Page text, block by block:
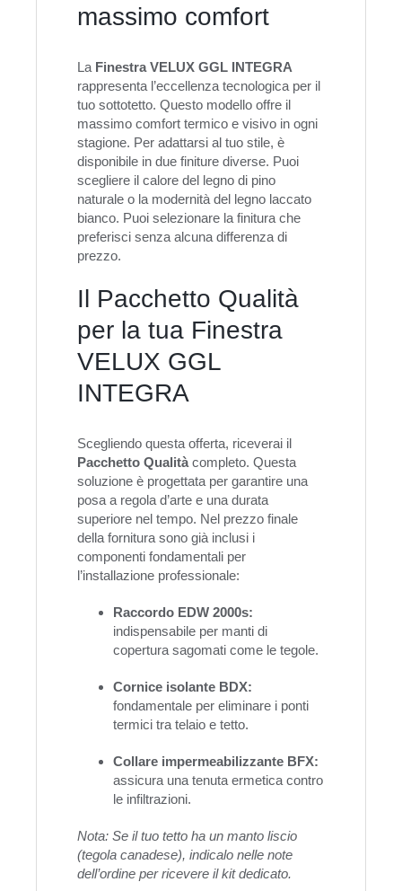
massimo comfort
La Finestra VELUX GGL INTEGRA
rappresenta l’eccellenza tecnologica per il
tuo sottotetto. Questo modello offre il
massimo comfort termico e visivo in ogni
stagione. Per adattarsi al tuo stile, è
disponibile in due finiture diverse. Puoi
scegliere il calore del legno di pino
naturale o la modernità del legno laccato
bianco. Puoi selezionare la finitura che
preferisci senza alcuna differenza di
prezzo.
Il Pacchetto Qualità
per la tua Finestra
VELUX GGL
INTEGRA
Scegliendo questa offerta, riceverai il
Pacchetto Qualitàcompleto. Questa
soluzione è progettata per garantire una
posa a regola d’arte e una durata
superiore nel tempo. Nel prezzo finale
della fornitura sono già inclusi i
componenti fondamentali per
l’installazione professionale:
Raccordo EDW 2000s:
indispensabile per manti di
copertura sagomati come le tegole.
Cornice isolante BDX:
fondamentale per eliminare i ponti
termici tra telaio e tetto.
Collare impermeabilizzante BFX:
assicura una tenuta ermetica contro
le infiltrazioni.
Nota: Se il tuo tetto ha un manto liscio
(tegola canadese), indicalo nelle note
dell’ordine per ricevere il kit dedicato.